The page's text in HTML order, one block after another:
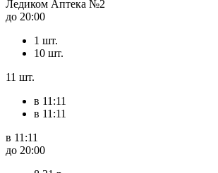
Ледиком Аптека №2
до 20:00
1 шт.
10 шт.
11 шт.
в 11:11
в 11:11
в 11:11
до 20:00